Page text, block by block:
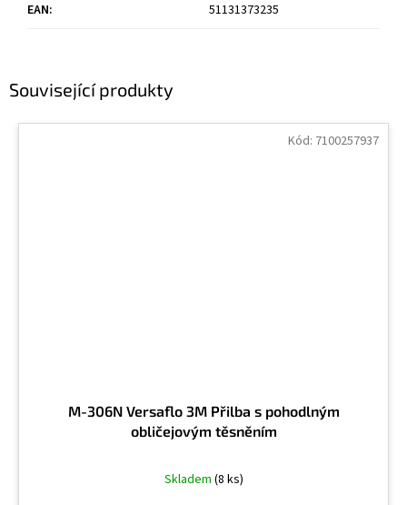
Související produkty
M-306N Versaflo 3M Přilba s pohodlným
obličejovým těsněním
Skladem (8 ks)
Kód: 7100257937
EAN: 51131373235